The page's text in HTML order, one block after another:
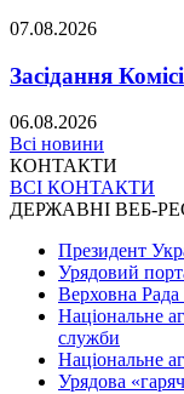
07.08.2026
Засідання
06.08.2026
Всі новини
КОНТАКТИ
ВСІ КОНТАКТИ
ДЕРЖАВНІ ВЕБ-
Президент
Урядовий
Верховна Рада
Національне
служби
Національне
Урядова